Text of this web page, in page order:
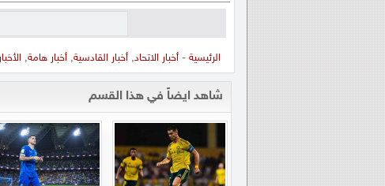
الرئيسية -أخبار الاتحاد,أخبار القادسية,أخبار هامة, الأخبار
شاهد ايضاً في هذا القسم